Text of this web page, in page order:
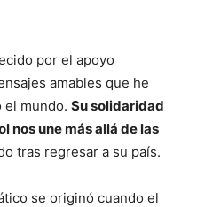
por el apoyo
amables que he
el mundo. Su solidaridad
nos une más allá de las
tras regresar a su país.
se originó cuando el